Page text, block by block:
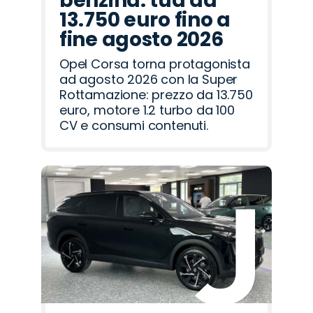
13.750 euro fino a
fine agosto 2026
Opel Corsa torna protagonista
ad agosto 2026 con la Super
Rottamazione: prezzo da 13.750
euro, motore 1.2 turbo da 100
CV e consumi contenuti.